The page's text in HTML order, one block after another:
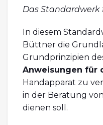
Das Standardwerk
In diesem
Büttner die
Grundprinzipien
Anweisungen für
Handapparat zu
in der Beratung
dienen soll.